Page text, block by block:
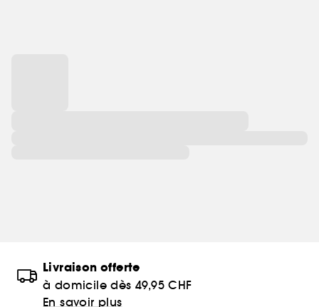
Livraison offerte
à domicile dès 49,95 CHF
En savoir plus